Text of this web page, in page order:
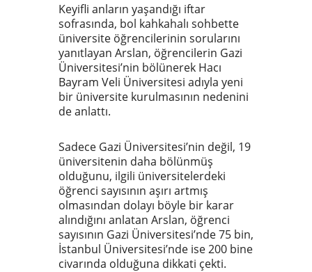
Keyifli anların yaşandığı iftar
sofrasında, bol kahkahalı sohbette
üniversite öğrencilerinin sorularını
yanıtlayan Arslan, öğrencilerin Gazi
Üniversitesi’nin bölünerek Hacı
Bayram Veli Üniversitesi adıyla yeni
bir üniversite kurulmasının nedenini
de anlattı.
Sadece Gazi Üniversitesi’nin değil, 19
üniversitenin daha bölünmüş
olduğunu, ilgili üniversitelerdeki
öğrenci sayısının aşırı artmış
olmasından dolayı böyle bir karar
alındığını anlatan Arslan, öğrenci
sayısının Gazi Üniversitesi’nde 75 bin,
İstanbul Üniversitesi’nde ise 200 bine
civarında olduğuna dikkati çekti.